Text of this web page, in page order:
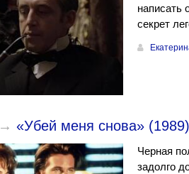
написать
секрет
→ «Убей меня снова»
Черная
задолго